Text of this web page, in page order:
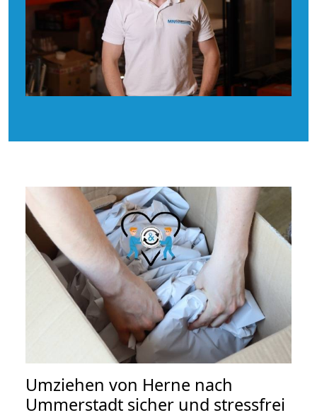
Umziehen von Herne nach
Ummerstadt sicher und stressfrei